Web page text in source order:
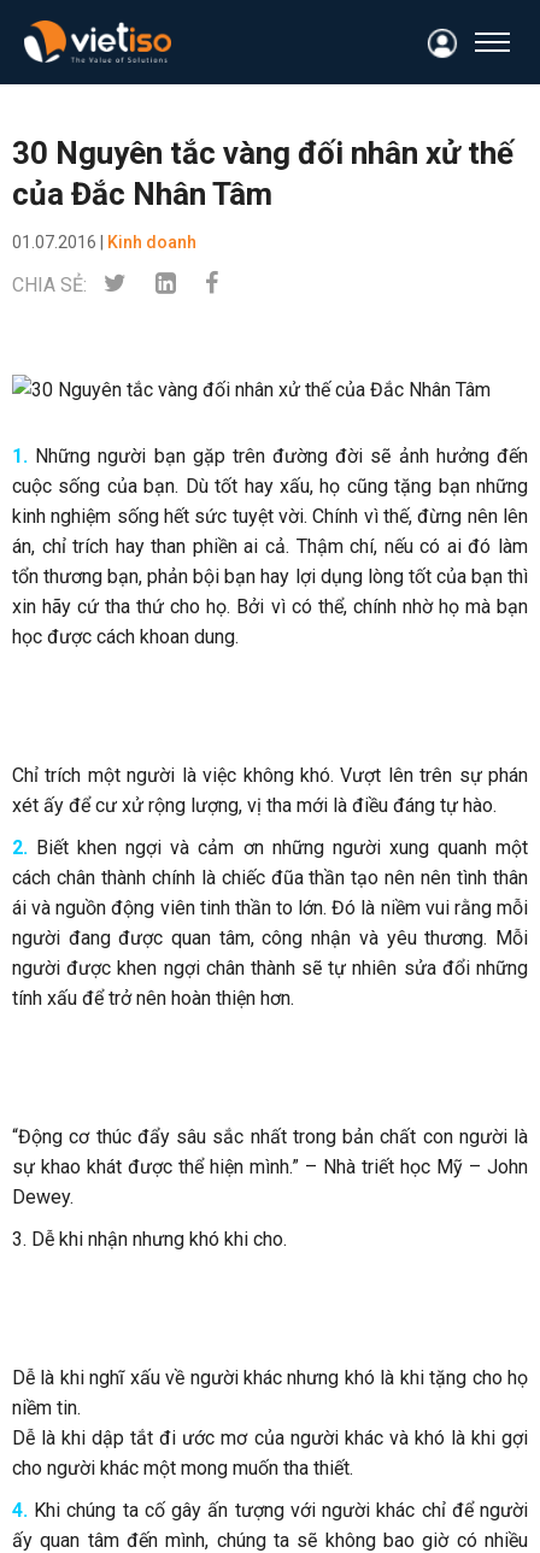
30 Nguyên tắc vàng đối nhân xử thế
của Đắc Nhân Tâm
01.07.2016 | Kinh doanh
CHIA SẺ:
1. Những người bạn gặp trên đường đời sẽ ảnh hưởng đến
cuộc sống của bạn. Dù tốt hay xấu, họ cũng tặng bạn những
kinh nghiệm sống hết sức tuyệt vời. Chính vì thế, đừng nên lên
án, chỉ trích hay than phiền ai cả. Thậm chí, nếu có ai đó làm
tổn thương bạn, phản bội bạn hay lợi dụng lòng tốt của bạn thì
xin hãy cứ tha thứ cho họ. Bởi vì có thể, chính nhờ họ mà bạn
học được cách khoan dung.
Chỉ trích một người là việc không khó. Vượt lên trên sự phán
xét ấy để cư xử rộng lượng, vị tha mới là điều đáng tự hào.
2. Biết khen ngợi và cảm ơn những người xung quanh một
cách chân thành chính là chiếc đũa thần tạo nên nên tình thân
ái và nguồn động viên tinh thần to lớn. Đó là niềm vui rằng mỗi
người đang được quan tâm, công nhận và yêu thương. Mỗi
người được khen ngợi chân thành sẽ tự nhiên sửa đổi những
tính xấu để trở nên hoàn thiện hơn.
“Động cơ thúc đẩy sâu sắc nhất trong bản chất con người là
sự khao khát được thể hiện mình.” – Nhà triết học Mỹ – John
Dewey.
3. Dễ khi nhận nhưng khó khi cho.
Dễ là khi nghĩ xấu về người khác nhưng khó là khi tặng cho họ
niềm tin.
Dễ là khi dập tắt đi ước mơ của người khác và khó là khi gợi
cho người khác một mong muốn tha thiết.
4. Khi chúng ta cố gây ấn tượng với người khác chỉ để người
ấy quan tâm đến mình, chúng ta sẽ không bao giờ có nhiều